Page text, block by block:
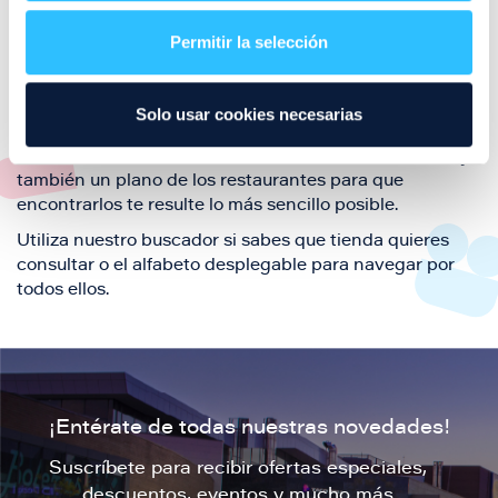
Permitir la selección
Solo usar cookies necesarias
también de nuestra oferta de ocio y shopping durante
tu visita.
El este directorio de restaurantes de Puerto Venecia
también un plano de los restaurantes para que
encontrarlos te resulte lo más sencillo posible.
Utiliza nuestro buscador si sabes que tienda quieres
consultar o el alfabeto desplegable para navegar por
todos ellos.
¡Entérate de todas nuestras novedades!
Suscríbete para recibir ofertas especiales,